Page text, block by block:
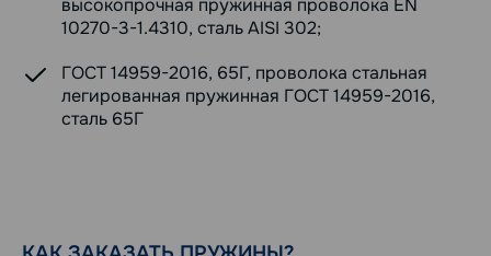
высокопрочная пружинная проволока EN
10270-3-1.4310, сталь AISI 302;
ГОСТ 14959-2016, 65Г, проволока стальная
легированная пружинная ГОСТ 14959-2016,
сталь 65Г